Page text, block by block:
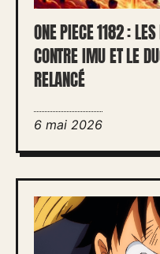
ONE PIECE 1182 :
CONTRE IMU ET LE
RELANCÉ
6 mai 2026